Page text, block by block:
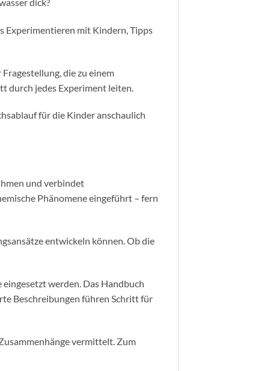
Experimentieren mit Kindern, Tipps
die zu einem
durch jedes Experiment leiten.
für die Kinder anschaulich
und verbindet
Phänomene eingeführt – fern
entwickeln können. Ob die
werden. Das Handbuch
Beschreibungen führen Schritt für
vermittelt. Zum